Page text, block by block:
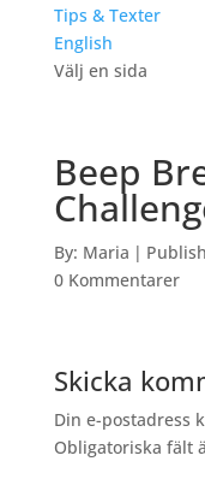
Tips & Texter
English
Välj en sida
Beep
By: Maria |
0 Kommentarer
Skicka
Din e-postadress
Obligatoriska fält